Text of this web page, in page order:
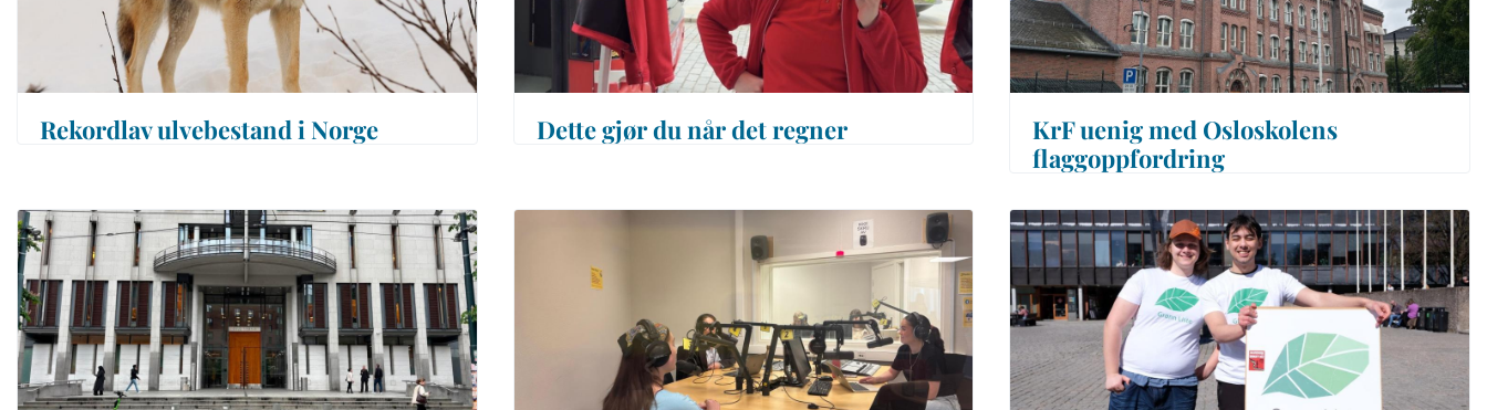
Rekordlav ulvebestand i Norge Dette gjør du når det regner
KrF uenig med Osloskolens
flaggoppfordring